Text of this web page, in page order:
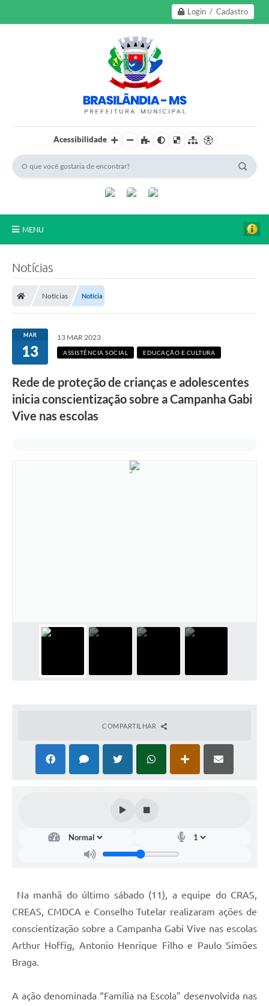
Login / Cadastro
Acessibilidade
MENU
Transparência
Câmara Municipal
e-SIC
Tributação
Notícias
Notícias Notícia
MAR
13
13 MAR 2023
ASSISTÊNCIA SOCIAL EDUCAÇÃO E CULTURA
Rede de proteção de crianças e adolescentes
inicia conscientização sobre a Campanha Gabi
Vive nas escolas
COMPARTILHAR
Na manhã do último sábado (11), a equipe do CRAS,
CREAS, CMDCA e Conselho Tutelar realizaram ações de
conscientização sobre a Campanha Gabi Vive nas escolas
Arthur Hoffig, Antonio Henrique Filho e Paulo Simões
Braga.
A ação denominada “Família na Escola” desenvolvida nas